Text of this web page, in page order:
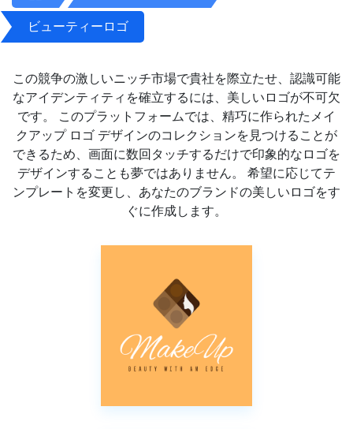
ビューティーロゴ
この競争の激しいニッチ市場で貴社を際立たせ、認識可能
なアイデンティティを確立するには、美しいロゴが不可欠
です。 このプラットフォームでは、精巧に作られたメイ
クアップ ロゴ デザインのコレクションを見つけることが
できるため、画面に数回タッチするだけで印象的なロゴを
デザインすることも夢ではありません。 希望に応じてテ
ンプレートを変更し、あなたのブランドの美しいロゴをす
ぐに作成します。